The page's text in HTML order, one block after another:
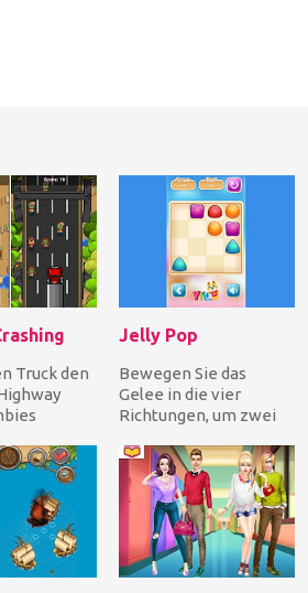
Truck den
die
dein...
Jelly Pop
Bewegen Sie das
Gelee in die vier
Richtungen, um zwei
Gelee
zusammenzubringen,
um...